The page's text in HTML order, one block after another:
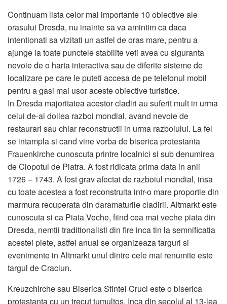
Continuam lista celor mai importante 10 obiective ale
orasului Dresda, nu inainte sa va amintim ca daca
intentionati sa vizitati un astfel de oras mare, pentru a
ajunge la toate punctele stabilite veti avea cu siguranta
nevoie de o harta interactiva sau de diferite sisteme de
localizare pe care le puteti accesa de pe telefonul mobil
pentru a gasi mai usor aceste obiective turistice.
In Dresda majoritatea acestor cladiri au suferit mult in urma
celui de-al doilea razboi mondial, avand nevoie de
restaurari sau chiar reconstructii in urma razboiului. La fel
se intampla si cand vine vorba de biserica protestanta
Frauenkirche cunoscuta printre localnici si sub denumirea
de Clopotul de Piatra. A fost ridicata prima data in anii
1726 – 1743. A fost grav afectat de razboiul mondial, insa
cu toate acestea a fost reconstruita intr-o mare proportie din
marmura recuperata din daramaturile cladirii. Altmarkt este
cunoscuta si ca Piata Veche, fiind cea mai veche piata din
Dresda, nemtii traditionalisti din fire inca tin la semnificatia
acestei piete, astfel anual se organizeaza targuri si
evenimente in Altmarkt unul dintre cele mai renumite este
targul de Craciun.
Kreuzchirche sau Biserica Sfintei Cruci este o biserica
protestanta cu un trecut tumultos. Inca din secolul al 13-lea